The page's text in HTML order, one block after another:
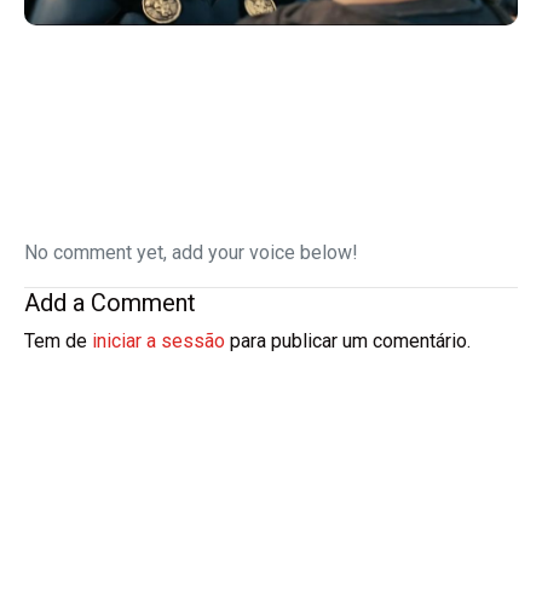
No comment yet, add your voice below!
Add a Comment
Tem de iniciar a sessão para publicar um comentário.